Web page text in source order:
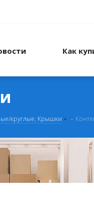
Как
круглые; Крышки -